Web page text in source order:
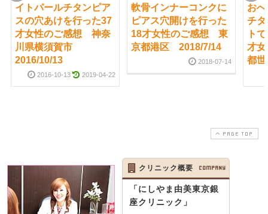
イトパールチタンピア
スの穴あけを行った37
才女性のご感想 神奈
川県横須賀市
2016/10/13
2016-10-13 2019-04-22
軟骨インナーコンクに
ピアス穴開けを行った
18才女性のご感想 東
京都港区 2018/7/14
2018-07-14
お
チ
ト
才
都
PAGE TOP
クリニック概要 COMPANY
「にしやま由美東京銀
座クリニック」